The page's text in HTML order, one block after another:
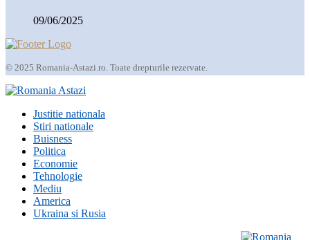
09/06/2025
© 2025 Romania-Astazi.ro. Toate drepturile rezervate.
Justitie nationala
Stiri nationale
Buisness
Politica
Economie
Tehnologie
Mediu
America
Ukraina si Rusia